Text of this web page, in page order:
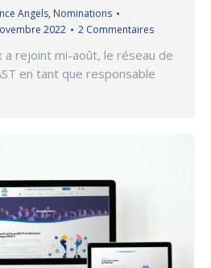
Angels, Nominations
2022 2 Commentaires
a rejoint mi-août, le réseau de
en tant que responsable